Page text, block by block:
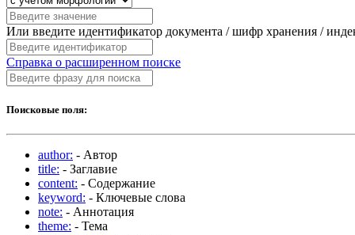
Или введите идентификатор документа / шифр хранения /
Справка о расширенном поиске
Поисковые поля:
author: - Автор
title: - Заглавие
content: - Содержание
keyword: - Ключевые слова
note: - Аннотация
theme: - Тема